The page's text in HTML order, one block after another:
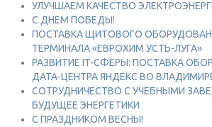
УЛУЧШАЕМ КАЧЕСТВО
С ДНЕМ ПОБЕДЫ!
ПОСТАВКА ЩИТОВОГО
ТЕРМИНАЛА «ЕВРОХИМ УСТЬ-ЛУГА»
РАЗВИТИЕ IT-СФЕРЫ: ПОСТАВКА
ДАТА-ЦЕНТРА ЯНДЕКС ВО
СОТРУДНИЧЕСТВО С УЧЕБНЫМИ
БУДУЩЕЕ ЭНЕРГЕТИКИ
С ПРАЗДНИКОМ ВЕСНЫ!